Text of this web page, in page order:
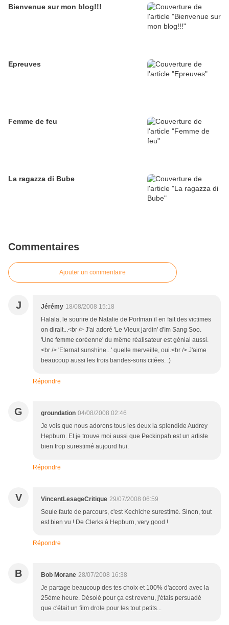
Bienvenue sur mon blog!!!
Epreuves
Femme de feu
La ragazza di Bube
Commentaires
Ajouter un commentaire
J Jérémy 18/08/2008 15:18
Halala, le sourire de Natalie de Portman il en fait des victimes
on dirait...<br /> J'ai adoré 'Le Vieux jardin' d'Im Sang Soo.
'Une femme coréenne' du même réalisateur est génial aussi.
<br /> 'Eternal sunshine...' quelle merveille, oui.<br /> J'aime
beaucoup aussi les trois bandes-sons citées. :)
Répondre
G groundation 04/08/2008 02:46
Je vois que nous adorons tous les deux la splendide Audrey
Hepburn. Et je trouve moi aussi que Peckinpah est un artiste
bien trop surestimé aujourd hui.
Répondre
V VincentLesageCritique 29/07/2008 06:59
Seule faute de parcours, c'est Kechiche surestimé. Sinon, tout
est bien vu ! De Clerks à Hepburn, very good !
Répondre
B Bob Morane 28/07/2008 16:38
Je partage beaucoup des tes choix et 100% d'accord avec la
25ème heure. Désolé pour ça est revenu, j'étais persuadé
que c'était un film drole pour les tout petits...